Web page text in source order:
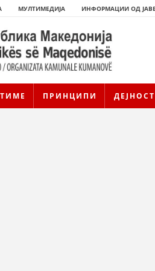
МУЛТИМЕДИЈА ИНФОРМАЦИИ ОД
ПРИНЦИПИ